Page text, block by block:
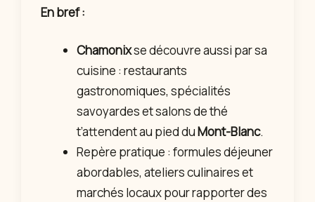
En bref :
Chamonixse découvre aussi par sa
cuisine : restaurants
gastronomiques, spécialités
savoyardes et salons de thé
t’attendent au pied duMont-Blanc.
Repère pratique : formules déjeuner
abordables, ateliers culinaires et
marchés locaux pour rapporter des